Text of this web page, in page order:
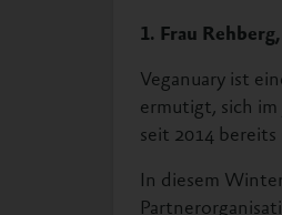
1. Frau
Veganuary ist
ermutigt, sich
seit 2014
In diesem